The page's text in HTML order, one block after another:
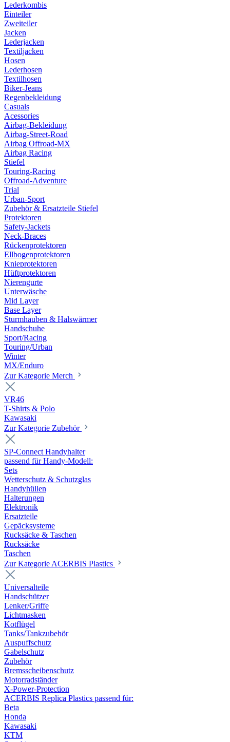
Lederkombis
Einteiler
Zweiteiler
Jacken
Lederjacken
Textiljacken
Hosen
Lederhosen
Textilhosen
Biker-Jeans
Regenbekleidung
Casuals
Acessories
Airbag-Bekleidung
Airbag-Street-Road
Airbag Offroad-MX
Airbag Racing
Stiefel
Touring-Racing
Offroad-Adventure
Trial
Urban-Sport
Zubehör & Ersatzteile Stiefel
Protektoren
Safety-Jackets
Neck-Braces
Rückenprotektoren
Ellbogenprotektoren
Knieprotektoren
Hüftprotektoren
Nierengurte
Unterwäsche
Mid Layer
Base Layer
Sturmhauben & Halswärmer
Handschuhe
Sport/Racing
Touring/Urban
Winter
MX/Enduro
Zur Kategorie Merch
VR46
T-Shirts & Polo
Kawasaki
Zur Kategorie Zubehör
SP-Connect Handyhalter
passend für Handy-Modell:
Sets
Wetterschutz & Schutzglas
Handyhüllen
Halterungen
Elektronik
Ersatzteile
Gepäcksysteme
Rucksäcke & Taschen
Rucksäcke
Taschen
Zur Kategorie ACERBIS Plastics
Universalteile
Handschützer
Lenker/Griffe
Lichtmasken
Kotflügel
Tanks/Tankzubehör
Auspuffschutz
Gabelschutz
Zubehör
Bremsscheibenschutz
Motorradständer
X-Power-Protection
ACERBIS Replica Plastics passend für:
Beta
Honda
Kawasaki
KTM